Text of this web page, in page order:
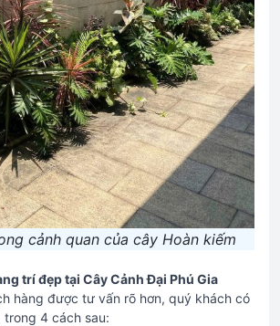
cảnh quan của cây Hoàn kiếm
trí đẹp tại Cây Cảnh Đại Phú Gia
hàng được tư vấn rõ hơn, quý khách có
trong 4 cách sau: